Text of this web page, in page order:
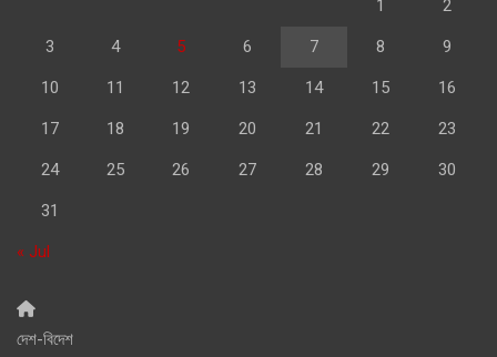
1 2
3 4 5 6 7 8 9
10 11 12 13 14 15 16
17 18 19 20 21 22 23
24 25 26 27 28 29 30
31
« Jul
দেশ-বিদেশ